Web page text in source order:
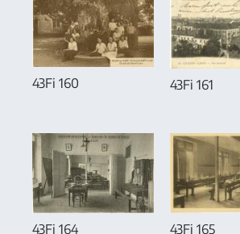
43Fi 160 43Fi 161
43Fi 164 43Fi 165